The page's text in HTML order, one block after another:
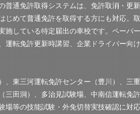
普通免許取得システムは、免許取消・更
じめて普通免許を取得する方にも対応。
施している特定届出の車校です。ペーパ
運転免許更新時講習、企業ドライバー向
、東三河運転免許センター（豊川）、三
三田洞）、多治見試験場、中南信運転免
場等の技能試験・外免切替実技確認に対